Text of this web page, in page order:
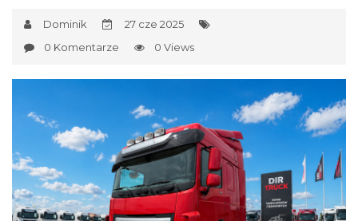
Dominik
27 cze 2025
0 Komentarze
0 Views